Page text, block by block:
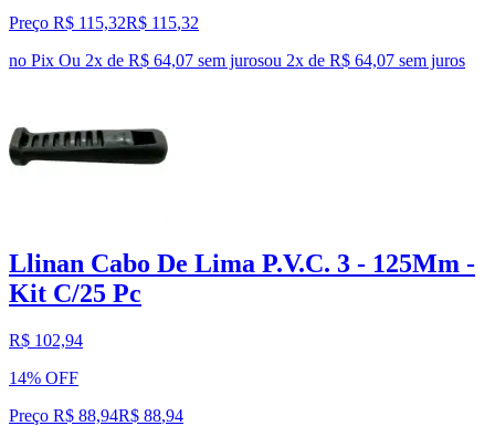
Preço R$ 115,32R$ 115,32
no Pix Ou 2x de R$ 64,07 sem jurosou 2x de R$ 64,07 sem juros
Llinan Cabo De Lima P.V.C. 3 - 125Mm -
Kit C/25 Pc
R$ 102,94
14% OFF
Preço R$ 88,94R$ 88,94